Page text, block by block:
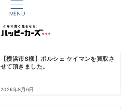
MENU
【横浜市S様】ポルシェ ケイマンを買取さ
せて頂きました。
2026年8月6日